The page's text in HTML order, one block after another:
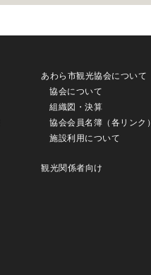
あわら市観光協会について
協会について
組織図・決算
協会会員名簿（各リンク）
施設利用について
観光関係者向け